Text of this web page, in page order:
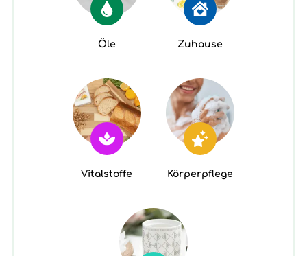
Öle Zuhause
Vitalstoffe Körperpflege